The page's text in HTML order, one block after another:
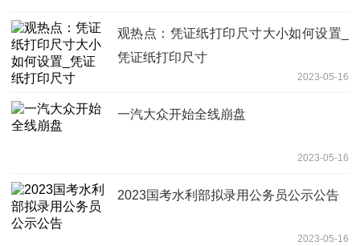
观热点：凭证纸打印尺寸大小如何设置_
凭证纸打印尺寸
2023-05-16
一汽大众开始全线崩盘
2023-05-16
2023国考水利部拟录用公务员公示公告
2023-05-16